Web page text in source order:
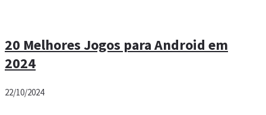
20 Melhores Jogos para Android em
2024
22/10/2024